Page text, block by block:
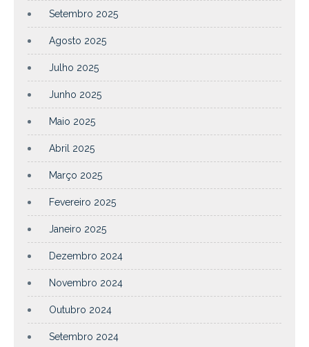
Setembro 2025
Agosto 2025
Julho 2025
Junho 2025
Maio 2025
Abril 2025
Março 2025
Fevereiro 2025
Janeiro 2025
Dezembro 2024
Novembro 2024
Outubro 2024
Setembro 2024